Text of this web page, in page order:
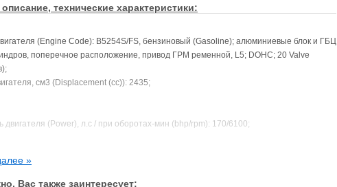
технические характеристики:
(Engine Code): B5254S/FS, бензиновый (Gasoline); алюминиевые блок и ГБЦ
поперечное расположение, привод ГРМ ременной, L5; DOHC; 20 Valve
см3 (Displacement (cc)): 2435;
двигателя (Power), л.с / при оборотах-мин (bhp/rpm): 170/6100;
»
Вас также заинтересует: